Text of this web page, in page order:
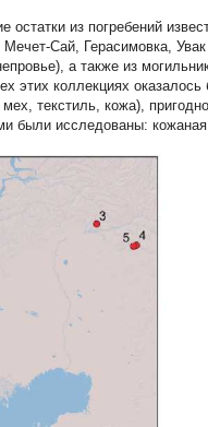
остатки из погребений
Мечет-Сай, Герасимовка,
а также из
этих коллекциях
текстиль, кожа),
были исследованы: